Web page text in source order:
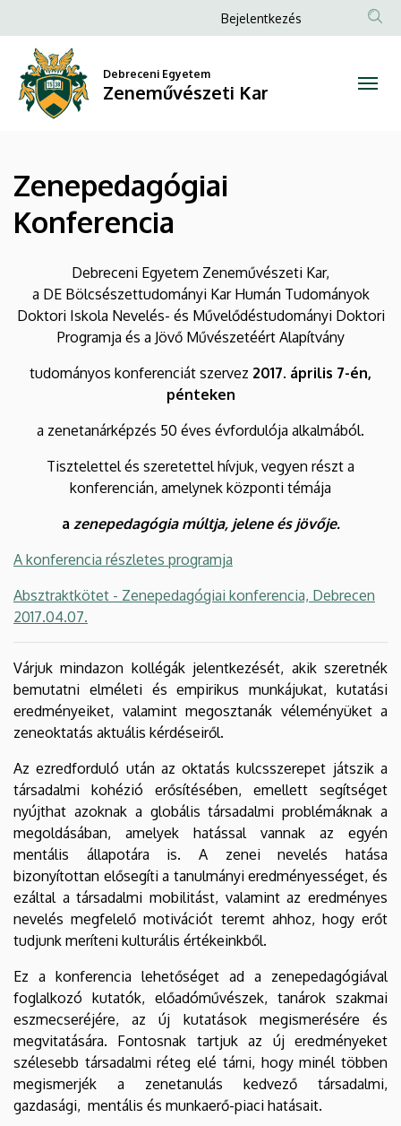
Konferencia
Zeneművészeti
a
tartalomra
Anonim
menüje
Bejelentkezés
Debreceni Egyetem
Zeneművészeti Kar
Zenepedagógiai
Konferencia
Debreceni Egyetem Zeneművészeti Kar,
a DE Bölcsészettudományi Kar Humán Tudományok
Doktori Iskola Nevelés- és Művelődéstudományi Doktori
Programja és a Jövő Művészetéért Alapítvány
tudományos konferenciát szervez 2017. április 7-én,
pénteken
a zenetanárképzés 50 éves évfordulója alkalmából.
Tisztelettel és szeretettel hívjuk, vegyen részt a
konferencián, amelynek központi témája
a zenepedagógia múltja, jelene és jövője.
A konferencia részletes programja
Absztraktkötet - Zenepedagógiai konferencia, Debrecen
2017.04.07.
Várjuk mindazon kollégák jelentkezését, akik szeretnék
bemutatni elméleti és empirikus munkájukat, kutatási
eredményeiket, valamint megosztanák véleményüket a
zeneoktatás aktuális kérdéseiről.
Az ezredforduló után az oktatás kulcsszerepet játszik a
társadalmi kohézió erősítésében, emellett segítséget
nyújthat azoknak a globális társadalmi problémáknak a
megoldásában, amelyek hatással vannak az egyén
mentális állapotára is. A zenei nevelés hatása
bizonyítottan elősegíti a tanulmányi eredményességet, és
ezáltal a társadalmi mobilitást, valamint az eredményes
nevelés megfelelő motivációt teremt ahhoz, hogy erőt
tudjunk meríteni kulturális értékeinkből.
Ez a konferencia lehetőséget ad a zenepedagógiával
foglalkozó kutatók, előadóművészek, tanárok szakmai
eszmecseréjére, az új kutatások megismerésére és
megvitatására. Fontosnak tartjuk az új eredményeket
szélesebb társadalmi réteg elé tárni, hogy minél többen
megismerjék a zenetanulás kedvező társadalmi,
gazdasági, mentális és munkaerő-piaci hatásait.